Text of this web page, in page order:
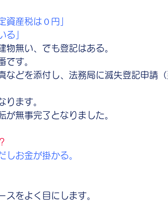
資産税は０円」
る」
物無い、でも登記はある。
です。
などを添付し、法務局に滅失登記申請（
ります。
が無事完了となりました。
しお金が掛かる。
スをよく目にします。